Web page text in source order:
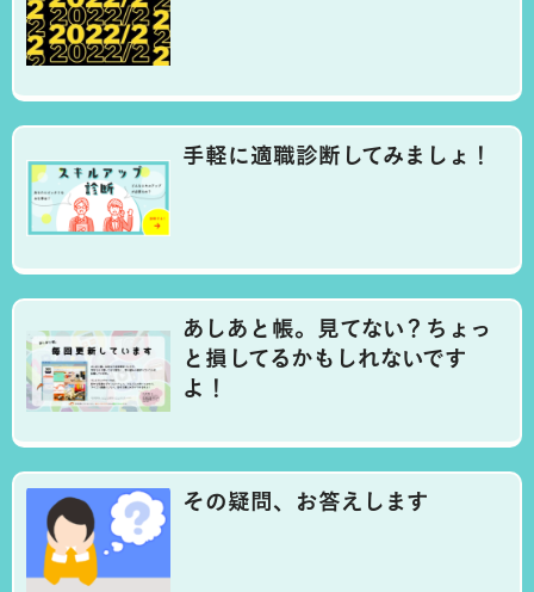
手軽に適職診断してみましょ！
あしあと帳。見てない？ちょっ
と損してるかもしれないです
よ！
その疑問、お答えします